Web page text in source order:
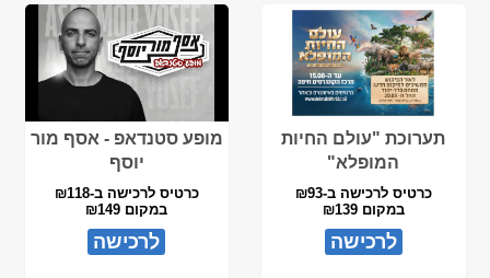
תערוכת "עולם החיות
המופלא"
כרטיס לרכישה ב-₪93
במקום ₪139
לרכישה
מופע סטנדאפ - אסף מור
יוסף
כרטיס לרכישה ב-₪118
במקום ₪149
לרכישה